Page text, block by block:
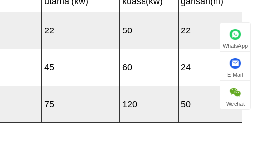
22 50 22
45 60 24
75 120 50
WhatsApp
E-Mail
Wechat